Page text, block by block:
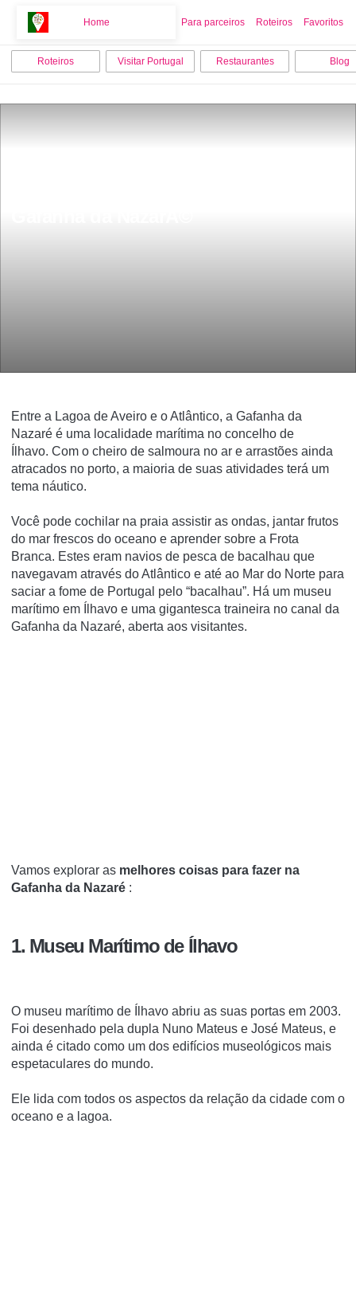
Home Para parceiros Roteiros Favoritos
Home
Roteiros Visitar Portugal Restaurantes Blog
Entre a Lagoa de Aveiro e o Atlântico, a Gafanha da
Nazaré é uma localidade marítima no concelho de
Ílhavo. Com o cheiro de salmoura no ar e arrastões ainda
atracados no porto, a maioria de suas atividades terá um
tema náutico.
Você pode cochilar na praia assistir as ondas, jantar frutos
do mar frescos do oceano e aprender sobre a Frota
Branca. Estes eram navios de pesca de bacalhau que
navegavam através do Atlântico e até ao Mar do Norte para
saciar a fome de Portugal pelo “bacalhau”. Há um museu
marítimo em Ílhavo e uma gigantesca traineira no canal da
Gafanha da Nazaré, aberta aos visitantes.
Vamos explorar as melhores coisas para fazer na
Gafanha da Nazaré :
1. Museu Marítimo de Ílhavo
O museu marítimo de Ílhavo abriu as suas portas em 2003.
Foi desenhado pela dupla Nuno Mateus e José Mateus, e
ainda é citado como um dos edifícios museológicos mais
espetaculares do mundo.
Ele lida com todos os aspectos da relação da cidade com o
oceano e a lagoa.